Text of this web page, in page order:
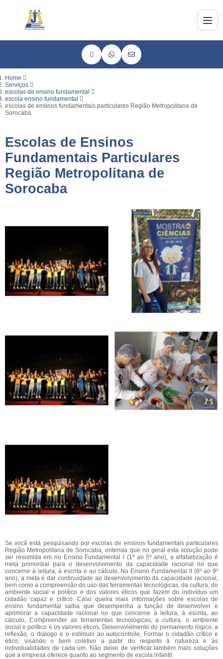
Home
Serviços
escolas de ensino fundamental
escola ensino fundamental
escolas de ensinos fundamentais particulares Região Metropolitana de
Sorocaba
Escolas de Ensinos
Fundamentais Particulares
Região Metropolitana de
Sorocaba
Se você está pesquisando por escolas de ensinos fundamentais particulares
Região Metropolitana de Sorocaba, entenda que no geral esta solução pode
ser resumida em no Ensino Fundamental I (1º ao 5º ano), a alfabetização é
meta primordial para o desenvolvimento da capacidade racional no que
concerne à leitura, à escrita e ao cálculo, No Ensino Fundamental II (6º ao 9º
ano), a meta é dar continuidade ao desenvolvimento da capacidade racional,
bem como a compreensão do uso das ferramentas tecnológicas, da cultura, do
ambiente social e político e dos valores éticos que fazem do indivíduo um
cidadão capaz e crítico. Caso queira mais informações sobre escolas de
ensino fundamental saiba que desempenha a função de desenvolver e
aprimorar a capacidade racional no que concerne à leitura, à escrita, ao
cálculo, Compreender as ferramentas tecnológicas, a cultura, o ambiente
social e político e os valores éticos, Desenvolvimento do pensamento lógico, a
reflexão, o diálogo e o estímulo ao autocontrole, Formar o cidadão crítico e
ético, visando o bem coletivo a partir do respeito à natureza e às
individualidades de cada um. Não deixe de verificar também mais soluções
que a empresa oferece quanto ao segmento de escola infantil.